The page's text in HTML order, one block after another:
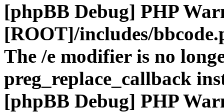
[phpBB Debug] PHP
[ROOT]/includes/
The /e modifier is no
preg_replace_callback
[phpBB Debug] PHP